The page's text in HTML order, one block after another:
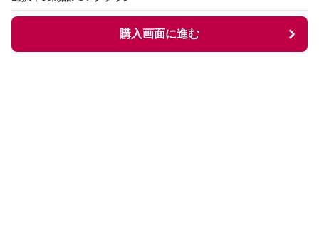
購入画面に進む
購入画面に進む